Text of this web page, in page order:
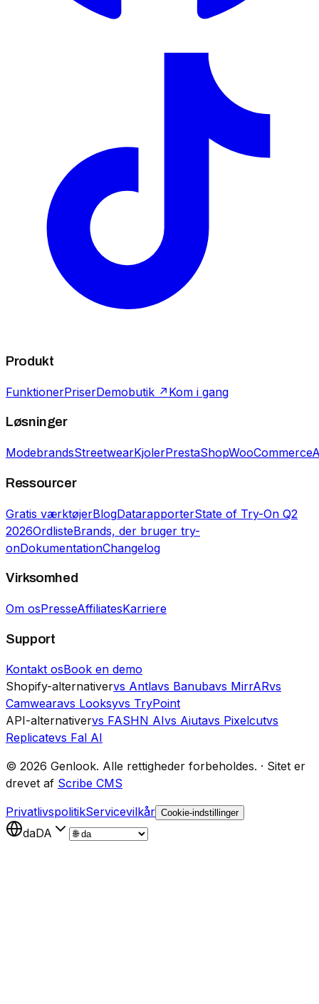
Produkt
FunktionerPriserDemobutik ↗ Kom i gang
Løsninger
ModebrandsStreetwearKjolerPrestaShopWooCommerce
Ressourcer
Gratis værktøjerBlogDatarapporterState of Try-On Q2
2026OrdlisteBrands, der bruger try-
onDokumentationChangelog
Virksomhed
Om osPresseAffiliatesKarriere
Support
Kontakt osBook en demo
Shopify-alternativervs Antlavs Banubavs MirrARvs
Camwearavs Looksyvs TryPoint
API-alternativervs FASHN AIvs Aiutavs Pixelcutvs
Replicatevs Fal AI
© 2026 Genlook. Alle rettigheder forbeholdes. · Sitet er
drevet af Scribe CMS
PrivatlivspolitikServicevilkår Cookie-indstillinger
daDA